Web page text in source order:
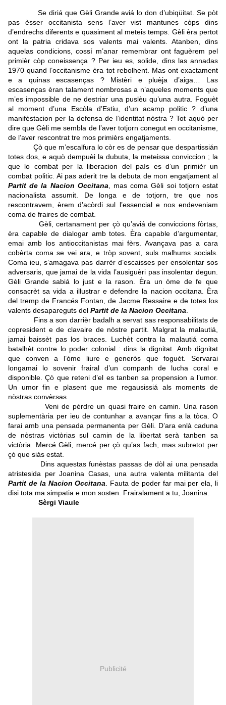
Se diriá que Gèli Grande aviá lo don d’ubiqüitat. Se pòt
pas èsser occitanista sens l’aver vist mantunes còps dins
d’endrechs diferents e quasiment al meteis temps. Gèli èra pertot
ont la patria cridava sos valents mai valents. Atanben, dins
aquelas condicions, cossí m’anar remembrar ont faguèrem pel
primièr còp coneissença ? Per ieu es, solide, dins las annadas
1970 quand l’occitanisme èra tot rebolhent. Mas ont exactament
e a quinas escasenças ? Mistèri e pluèja d’aiga… Las
escasenças èran talament nombrosas a n’aqueles moments que
m’es impossible de ne destriar una puslèu qu’una autra. Foguèt
al moment d’una Escòla d’Estiu, d’un acamp politic ? d’una
manifèstacion per la defensa de l’identitat nòstra ? Tot aquò per
dire que Gèli me sembla de l’aver totjorn conegut en occitanisme,
de l’aver rescontrat tre mos primièrs engatjaments.
Çò que m’escalfura lo còr es de pensar que despartissián
totes dos, e aquò dempuèi la dubuta, la meteissa conviccion ; la
que lo combat per la liberacion del país es d’un primièr un
combat politic. Ai pas aderit tre la debuta de mon engatjament al
Partit de la Nacion Occitana , mas coma Gèli soi totjorn estat
nacionalista assumit. De longa e de totjorn, tre que nos
rescontravem, èrem d’acòrdi sul l’essencial e nos endeveniam
coma de fraires de combat.
Gèli, certanament per çò qu’aviá de conviccions fòrtas,
èra capable de dialogar amb totes. Èra capable d’argumentar,
emai amb los antioccitanistas mai fèrs. Avançava pas a cara
cobèrta coma se vei ara, e tròp sovent, suls malhums socials.
Coma ieu, s’amagava pas darrèr d’escaisses per ensolentar sos
adversaris, que jamai de la vida l’ausiguèri pas insolentar degun.
Gèli Grande sabiá lo just e la rason. Èra un òme de fe que
consacrèt sa vida a illustrar e defendre la nacion occitana. Èra
del tremp de Francés Fontan, de Jacme Ressaire e de totes los
valents desapareguts del Partit de la Nacion Occitana
Fins a son darrièr badalh a servat sas responsabilitats de
copresident e de clavaire de nòstre partit. Malgrat la malautiá,
jamai baissèt pas los braces. Luchèt contra la malautiá coma
batalhèt contre lo poder colonial : dins la dignitat. Amb dignitat
que conven a l’òme liure e generós que foguèt. Servarai
longamai lo sovenir frairal d’un companh de lucha coral e
disponible. Çò que reteni d’el es tanben sa propension a l’umor.
Un umor fin e plasent que me regausissiá als moments de
nòstras convèrsas.
Veni de pèrdre un quasi fraire en camin. Una rason
suplementària per ieu de contunhar a avançar fins a la tòca. O
farai amb una pensada permanenta per Gèli. D’ara enlà caduna
de nòstras victòrias sul camin de la libertat serà tanben sa
victòria. Mercé Gèli, mercé per çò qu’as fach, mas subretot per
çò que siás estat.
Dins aquestas funèstas passas de dòl ai una pensada
atristesida per Joanina Casas, una autra valenta militanta del
Partit de la Nacion Occitana . Fauta de poder far mai per ela, li
disi tota ma simpatia e mon sosten. Frairalament a tu, Joanina.
Sèrgi Viaule
Publicité